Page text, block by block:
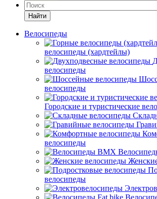
Найти
Велосипеды
велосипеды (хардтейлы)
велосипеды
велосипеды
Городские и туристические
велосипеды
велосипеды